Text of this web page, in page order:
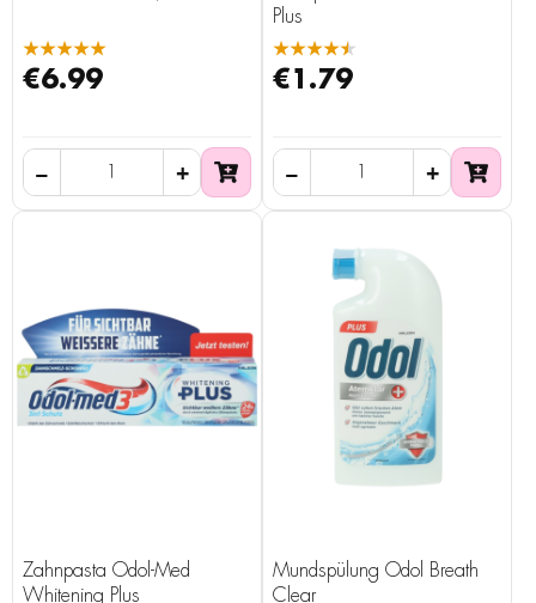
★★★★★
€6.99
Plus
★★★★★
€1.79
Zahnpasta Odol-Med
Whitening Plus
Mundspülung Odol Breath
Clear